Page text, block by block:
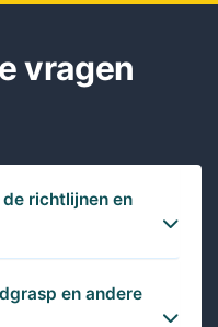
vragen
richtlijnen en
en andere